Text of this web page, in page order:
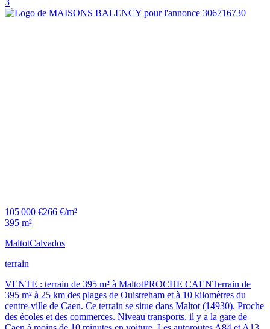
3
105 000 €266 €/m²
395 m²
MaltotCalvados
terrain
VENTE : terrain de 395 m² à MaltotPROCHE CAENTerrain de
395 m² à 25 km des plages de Ouistreham et à 10 kilomètres du
centre-ville de Caen. Ce terrain se situe dans Maltot (14930). Proche
des écoles et des commerces. Niveau transports, il y a la gare de